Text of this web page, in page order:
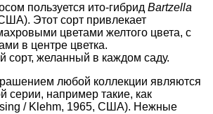
пользуется ито-гибрид Bartzella
Этот сорт привлекает
цветами желтого цвета, с
в центре цветка.
сорт, желанный в каждом саду.
любой коллекции являются
серии, например такие, как
/ Klehm, 1965, США). Нежные